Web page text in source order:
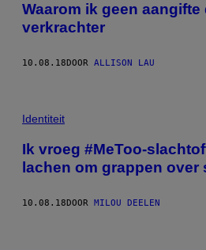
Waarom ik geen
verkrachter
10.08.18 DOOR ALLISON LAU
Identiteit
Ik vroeg #MeToo-
lachen om grappen over
10.08.18DOOR MILOU DEELEN